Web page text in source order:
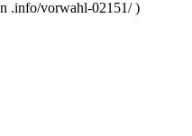
.info/vorwahl-02151/ )